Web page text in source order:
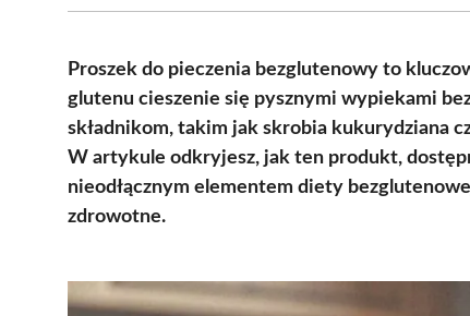
Proszek do pieczenia bezglutenowy to
glutenu cieszenie się pysznymi wypiekami
składnikom, takim jak skrobia kukurydziana
W artykule odkryjesz, jak ten produkt,
nieodłącznym elementem diety
zdrowotne.